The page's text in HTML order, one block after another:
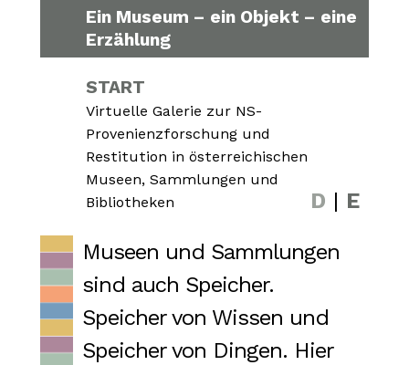
Ein Museum – ein Objekt – eine
Erzählung
START
Virtuelle Galerie zur NS-
Provenienzforschung und
Restitution in österreichischen
Museen, Sammlungen und
Bibliotheken
D | E
Museen und Sammlungen
sind auch Speicher.
Speicher von Wissen und
Speicher von Dingen. Hier